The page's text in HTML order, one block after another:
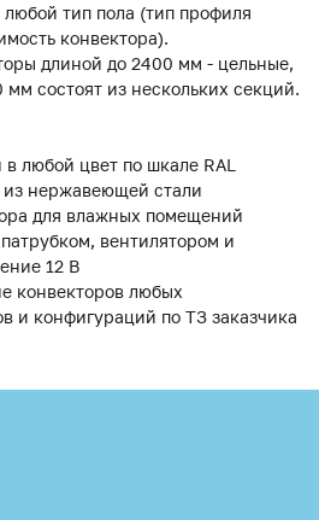
любой тип пола (тип профиля
конвектора).
длиной до 2400 мм - цельные,
состоят из нескольких секций.
любой цвет по шкале RAL
из нержавеющей стали
для влажных помещений
вентилятором и
12 В
конвекторов любых
и конфигураций по ТЗ заказчика